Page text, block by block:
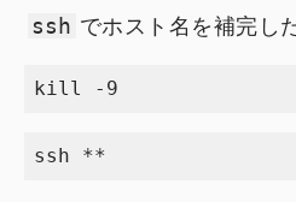
ssh でホスト名を補完し